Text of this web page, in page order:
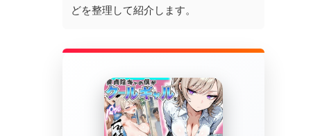
どを整理して紹介します。